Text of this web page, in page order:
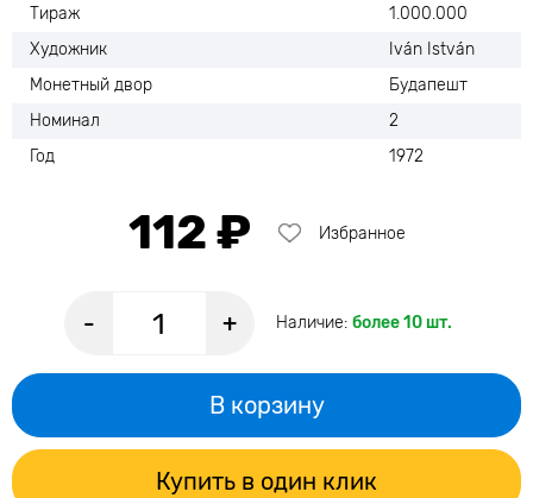
Тираж
1.000.000
Художник
Iván István
Монетный двор
Будапешт
Номинал
2
Год
1972
112 ₽ Избранное
- + Наличие: более 10 шт.
В корзину
Купить в один клик